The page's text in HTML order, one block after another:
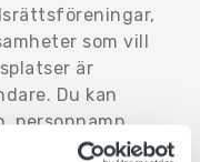
som vill
är
Du kan
personnamn,
eller